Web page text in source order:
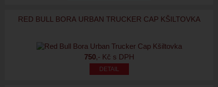
RED BULL BORA URBAN TRUCKER CAP KŠILTOVKA
750,- Kč s DPH